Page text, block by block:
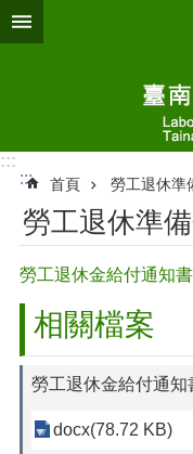
跳到主要內容區塊
:::
:::
首頁 勞工退休準
勞工退休準
勞工退休金給付通知
相關檔案
勞工退休金給付通知
docx(78.72 KB)